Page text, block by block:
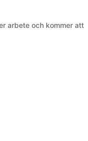
arbete och kommer att